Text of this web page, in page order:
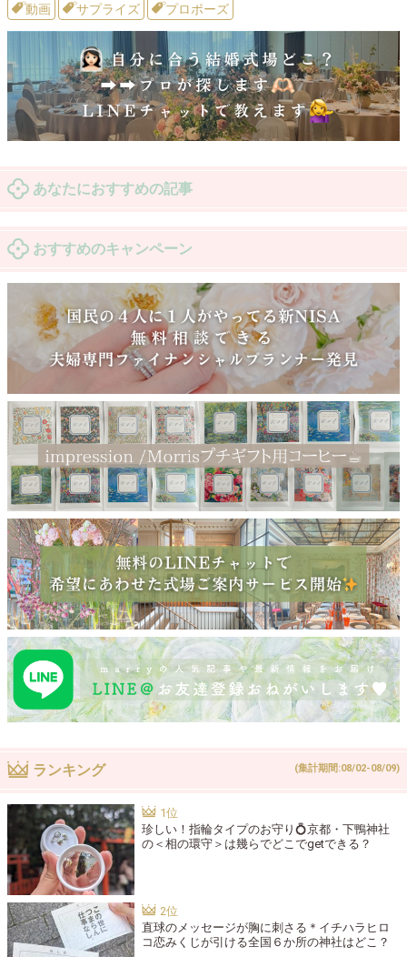
動画 サプライズ プロポーズ
あなたにおすすめの記事
おすすめのキャンペーン
ランキング (集計期間:08/02-08/09)
珍しい！指輪タイプのお守り💍京都・下鴨神社
の＜相の環守＞は幾らでどこでgetできる？
直球のメッセージが胸に刺さる＊イチハラヒロ
コ恋みくじが引ける全国６か所の神社はどこ？